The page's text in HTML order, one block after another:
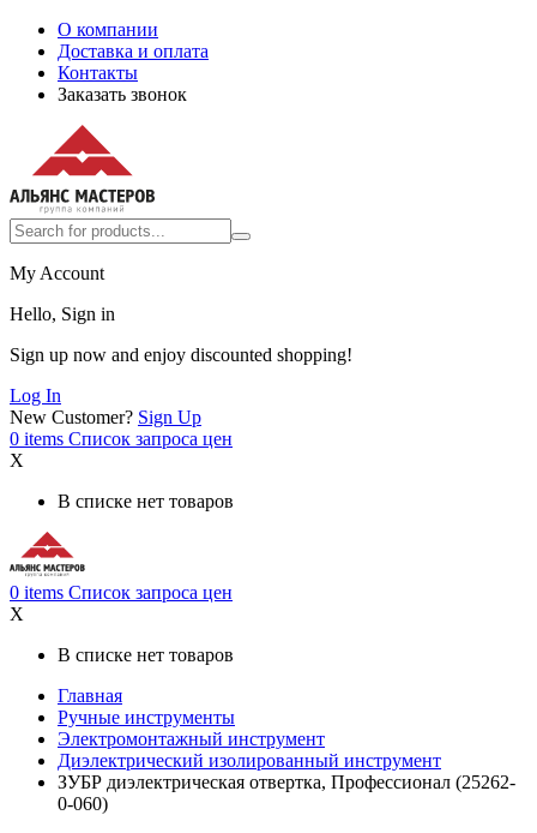
О компании
Доставка и оплата
Контакты
Заказать звонок
My Account
Hello, Sign in
Sign up now and enjoy discounted shopping!
Log In
New Customer? Sign Up
0 items Список запроса цен
X
В списке нет товаров
0 items Список запроса цен
X
В списке нет товаров
Главная
Ручные инструменты
Электромонтажный инструмент
Диэлектрический изолированный инструмент
ЗУБР диэлектрическая отвертка, Профессионал (25262-
0-060)